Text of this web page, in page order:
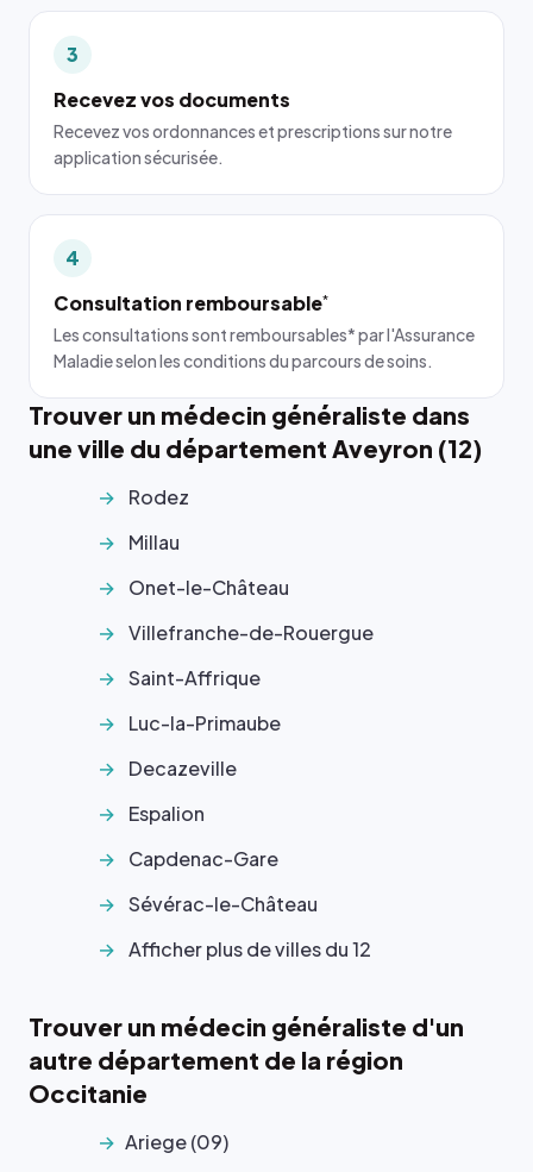
3
Recevez vos documents
Recevez vos ordonnances et prescriptions sur notre
application sécurisée.
4
Consultation remboursable*
Les consultations sont remboursables* par l'Assurance
Maladie selon les conditions du parcours de soins.
Trouver un médecin généraliste dans
une ville du département Aveyron (12)
Rodez
Millau
Onet-le-Château
Villefranche-de-Rouergue
Saint-Affrique
Luc-la-Primaube
Decazeville
Espalion
Capdenac-Gare
Sévérac-le-Château
Afficher plus de villes du 12
Trouver un médecin généraliste d'un
autre département de la région
Occitanie
Ariege (09)